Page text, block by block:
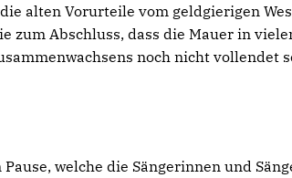
alten Vorurteile vom geldgierigen
zum Abschluss, dass die Mauer in
noch nicht vollendet
welche die Sängerinnen und